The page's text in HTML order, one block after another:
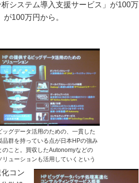
システム導入支援サービス」が100万
100万円から。
ッグデータ活用のための、一貫した
品群を持っている点が日本HPの強み
のこと。買収したAutonomyなどの
リューションも活用していくという
コン